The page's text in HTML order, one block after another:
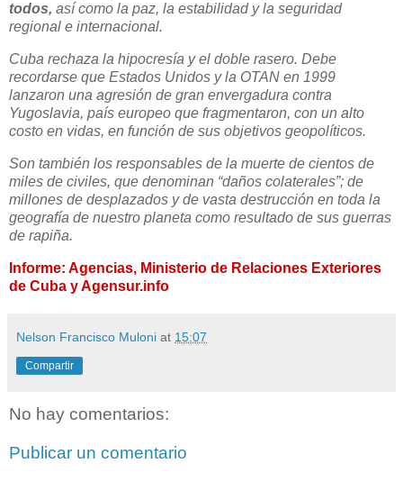
todos, así como la paz, la estabilidad y la seguridad
regional e internacional.
Cuba rechaza la hipocresía y el doble rasero. Debe
recordarse que Estados Unidos y la OTAN en 1999
lanzaron una agresión de gran envergadura contra
Yugoslavia, país europeo que fragmentaron, con un alto
costo en vidas, en función de sus objetivos geopolíticos.
Son también los responsables de la muerte de cientos de
miles de civiles, que denominan “daños colaterales”; de
millones de desplazados y de vasta destrucción en toda la
geografía de nuestro planeta como resultado de sus guerras
de rapiña.
Informe: Agencias, Ministerio de Relaciones Exteriores
de Cuba y Agensur.info
Nelson Francisco Muloni at 15:07
Compartir
No hay comentarios:
Publicar un comentario